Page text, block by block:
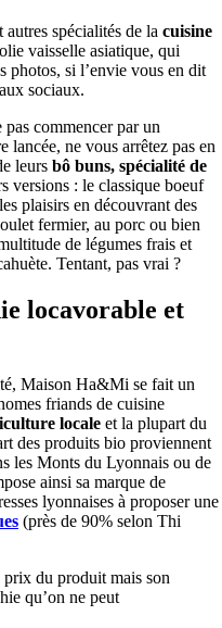
spécialités de la cuisine
vaisselle asiatique, qui
photos, si l’envie vous en dit
sociaux.
commencer par un
lancée, ne vous arrêtez pas en
leurs bô buns, spécialité de
versions : le classique boeuf
plaisirs en découvrant des
fermier, au porc ou bien
de légumes frais et
Tentant, pas vrai ?
locavorable et
Maison Ha&Mi se fait un
friands de cuisine
locale et la plupart du
des produits bio proviennent
les Monts du Lyonnais ou de
ainsi sa marque de
lyonnaises à proposer une
(près de 90% selon Thi
du produit mais son
qu’on ne peut